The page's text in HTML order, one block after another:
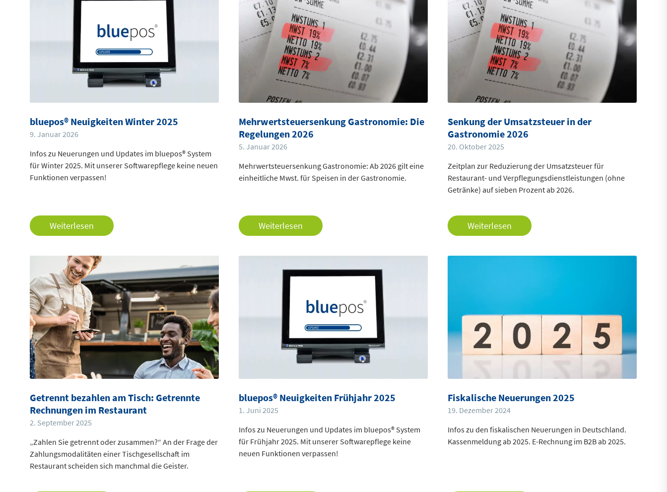
bluepos® Neuigkeiten Winter 2025
9. Januar 2026
Infos zu Neuerungen und Updates im bluepos® System
für Winter 2025. Mit unserer Softwarepflege keine neuen
Funktionen verpassen!
Weiterlesen
Mehrwertsteuersenkung Gastronomie: Die
Regelungen 2026
5. Januar 2026
Mehrwertsteuersenkung Gastronomie: Ab 2026 gilt eine
einheitliche Mwst. für Speisen in der Gastronomie.
Weiterlesen
Senkung der Umsatzsteuer in der
Gastronomie 2026
20. Oktober 2025
Zeitplan zur Reduzierung der Umsatzsteuer für
Restaurant- und Verpflegungsdienstleistungen (ohne
Getränke) auf sieben Prozent ab 2026.
Weiterlesen
Getrennt bezahlen am Tisch: Getrennte
Rechnungen im Restaurant
2. September 2025
„Zahlen Sie getrennt oder zusammen?“ An der Frage der
Zahlungsmodalitäten einer Tischgesellschaft im
Restaurant scheiden sich manchmal die Geister.
bluepos® Neuigkeiten Frühjahr 2025
1. Juni 2025
Infos zu Neuerungen und Updates im bluepos® System
für Frühjahr 2025. Mit unserer Softwarepflege keine
neuen Funktionen verpassen!
Fiskalische Neuerungen 2025
19. Dezember 2024
Infos zu den fiskalischen Neuerungen in Deutschland.
Kassenmeldung ab 2025. E-Rechnung im B2B ab 2025.